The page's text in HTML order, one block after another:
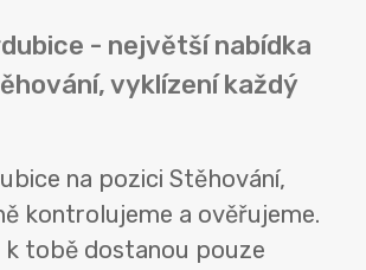
- největší nabídka
vyklízení každý
na pozici Stěhování,
kontrolujeme a ověřujeme.
k tobě dostanou pouze